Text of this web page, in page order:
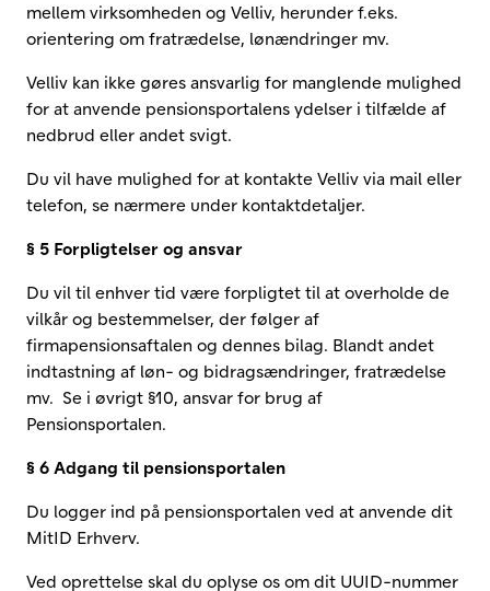
mellem virksomheden og Velliv, herunder f.eks.
orientering om fratrædelse, lønændringer mv.
Velliv kan ikke gøres ansvarlig for manglende mulighed
for at anvende pensionsportalens ydelser i tilfælde af
nedbrud eller andet svigt.
Du vil have mulighed for at kontakte Velliv via mail eller
telefon, se nærmere under kontaktdetaljer.
§ 5 Forpligtelser og ansvar
Du vil til enhver tid være forpligtet til at overholde de
vilkår og bestemmelser, der følger af
firmapensionsaftalen og dennes bilag. Blandt andet
indtastning af løn- og bidragsændringer, fratrædelse
mv. Se i øvrigt §10, ansvar for brug af
Pensionsportalen.
§ 6 Adgang til pensionsportalen
Du logger ind på pensionsportalen ved at anvende dit
MitID Erhverv.
Ved oprettelse skal du oplyse os om dit UUID-nummer